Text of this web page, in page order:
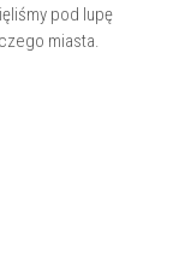
pod lupę
miasta.